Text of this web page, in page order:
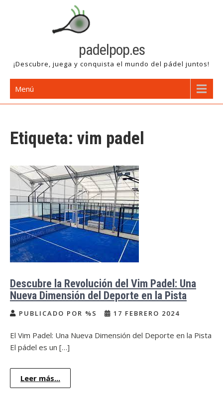
padelpop.es
¡Descubre, juega y conquista el mundo del pádel juntos!
Menú
Etiqueta: vim padel
Descubre la Revolución del Vim Padel: Una
Nueva Dimensión del Deporte en la Pista
PUBLICADO POR %S 17 FEBRERO 2024
El Vim Padel: Una Nueva Dimensión del Deporte en la Pista
El pádel es un […]
Leer más...